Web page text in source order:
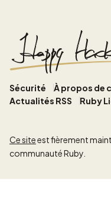
Sécurité À propos de
Actualités RSS
Ruby
Ce siteest fièrement
communauté Ruby.